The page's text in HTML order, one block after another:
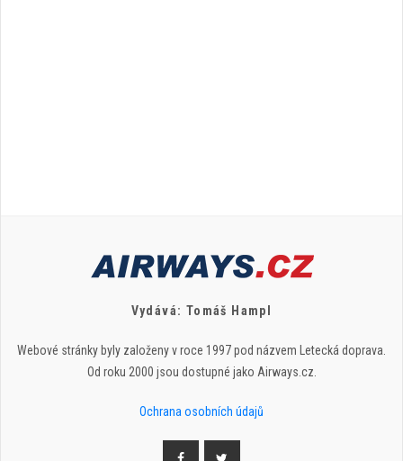
Vydává: Tomáš Hampl
Webové stránky byly založeny v roce 1997 pod názvem Letecká doprava.
Od roku 2000 jsou dostupné jako Airways.cz.
Ochrana osobních údajů